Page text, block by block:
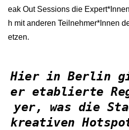
eak Out Sessions die
h mit anderen Teilnehmer*Innen
etzen.
Hier in Berlin
er etablierte
yer, was die
kreativen